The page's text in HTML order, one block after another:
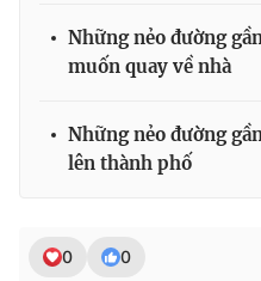
Những nẻo đường
muốn quay về nhà
Những nẻo đường
lên thành phố
0 0